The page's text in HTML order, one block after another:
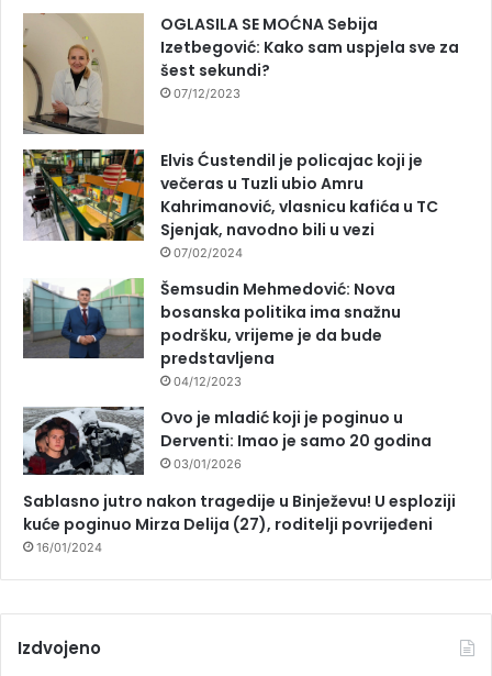
OGLASILA SE MOĆNA Sebija
Izetbegović: Kako sam uspjela sve za
šest sekundi?
07/12/2023
Elvis Ćustendil je policajac koji je
večeras u Tuzli ubio Amru
Kahrimanović, vlasnicu kafića u TC
Sjenjak, navodno bili u vezi
07/02/2024
Šemsudin Mehmedović: Nova
bosanska politika ima snažnu
podršku, vrijeme je da bude
predstavljena
04/12/2023
Ovo je mladić koji je poginuo u
Derventi: Imao je samo 20 godina
03/01/2026
Sablasno jutro nakon tragedije u Binježevu! U esploziji
kuće poginuo Mirza Delija (27), roditelji povrijeđeni
16/01/2024
Izdvojeno